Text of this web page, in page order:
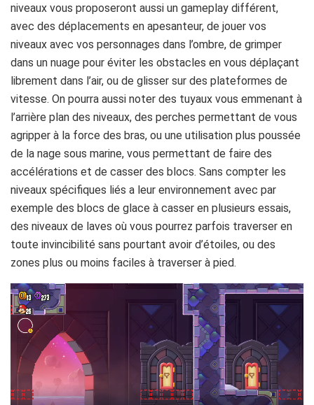
niveaux vous proposeront aussi un gameplay différent,
avec des déplacements en apesanteur, de jouer vos
niveaux avec vos personnages dans l’ombre, de grimper
dans un nuage pour éviter les obstacles en vous déplaçant
librement dans l’air, ou de glisser sur des plateformes de
vitesse. On pourra aussi noter des tuyaux vous emmenant à
l’arrière plan des niveaux, des perches permettant de vous
agripper à la force des bras, ou une utilisation plus poussée
de la nage sous marine, vous permettant de faire des
accélérations et de casser des blocs. Sans compter les
niveaux spécifiques liés a leur environnement avec par
exemple des blocs de glace à casser en plusieurs essais,
des niveaux de laves où vous pourrez parfois traverser en
toute invincibilité sans pourtant avoir d’étoiles, ou des
zones plus ou moins faciles à traverser à pied.